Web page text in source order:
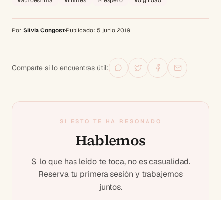
Por Silvia Congost·Publicado: 5 junio 2019
Comparte si lo encuentras útil:
SI ESTO TE HA RESONADO
Hablemos
Si lo que has leído te toca, no es casualidad.
Reserva tu primera sesión y trabajemos
juntos.